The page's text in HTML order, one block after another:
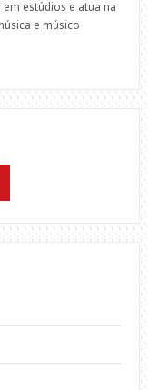
estúdios e atua na
e músico